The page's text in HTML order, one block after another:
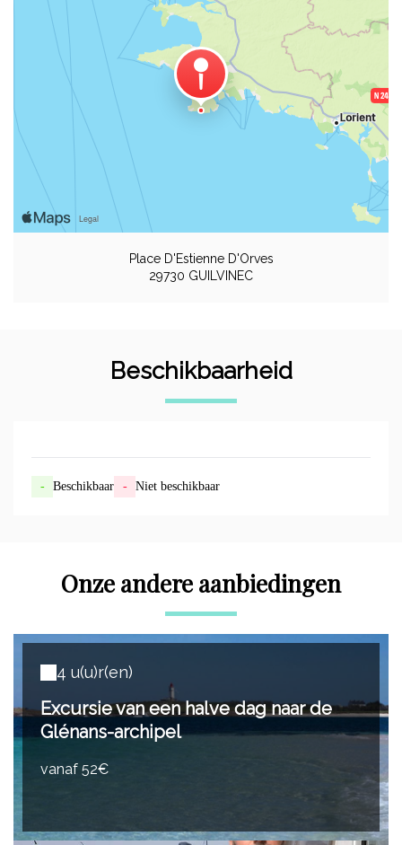
Place D'Estienne D'Orves
29730 GUILVINEC
Beschikbaarheid
- Beschikbaar - Niet beschikbaar
Onze andere aanbiedingen
4 u(u)r(en)
Excursie van een halve dag naar de
Glénans-archipel
vanaf 52€